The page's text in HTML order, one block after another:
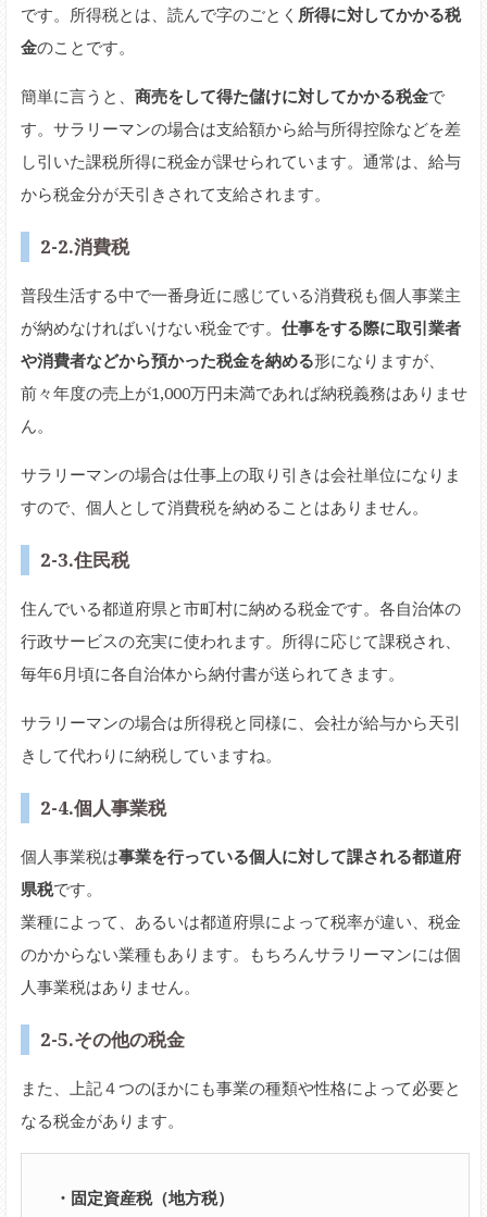
です。所得税とは、読んで字のごとく 所得に対してかかる税
金のことです。
簡単に言うと、 商売をして得た儲けに対してかかる税金で
す。サラリーマンの場合は支給額から給与所得控除などを差
し引いた課税所得に税金が課せられています。通常は、給与
から税金分が天引きされて支給されます。
2-2.消費税
普段生活する中で一番身近に感じている消費税も個人事業主
が納めなければいけない税金です。 仕事をする際に取引業者
や消費者などから預かった税金を納める形になりますが、
前々年度の売上が1,000万円未満であれば納税義務はありませ
ん。
サラリーマンの場合は仕事上の取り引きは会社単位になりま
すので、個人として消費税を納めることはありません。
2-3.住民税
住んでいる都道府県と市町村に納める税金です。各自治体の
行政サービスの充実に使われます。所得に応じて課税され、
毎年6月頃に各自治体から納付書が送られてきます。
サラリーマンの場合は所得税と同様に、会社が給与から天引
きして代わりに納税していますね。
2-4.個人事業税
個人事業税は事業を行っている個人に対して課される都道府
県税です。
業種によって、あるいは都道府県によって税率が違い、税金
のかからない業種もあります。もちろんサラリーマンには個
人事業税はありません。
2-5.その他の税金
また、上記４つのほかにも事業の種類や性格によって必要と
なる税金があります。
・固定資産税（地方税）